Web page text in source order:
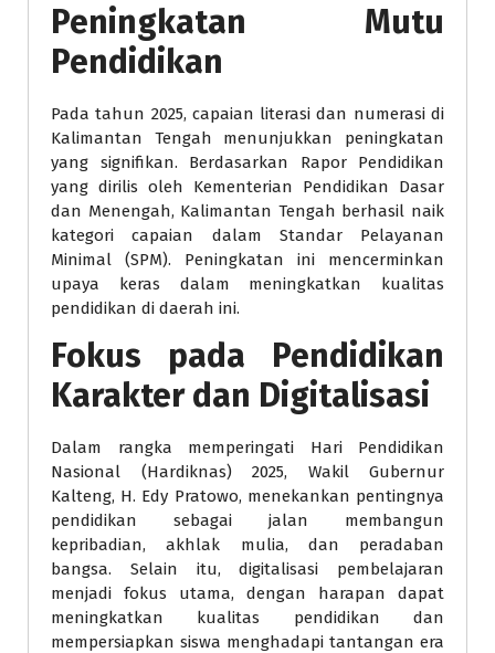
Peningkatan Mutu
Pendidikan
Pada tahun 2025, capaian literasi dan numerasi di
Kalimantan Tengah menunjukkan peningkatan
yang signifikan. Berdasarkan Rapor Pendidikan
yang dirilis oleh Kementerian Pendidikan Dasar
dan Menengah, Kalimantan Tengah berhasil naik
kategori capaian dalam Standar Pelayanan
Minimal (SPM). Peningkatan ini mencerminkan
upaya keras dalam meningkatkan kualitas
pendidikan di daerah ini.
Fokus pada Pendidikan
Karakter dan Digitalisasi
Dalam rangka memperingati Hari Pendidikan
Nasional (Hardiknas) 2025, Wakil Gubernur
Kalteng, H. Edy Pratowo, menekankan pentingnya
pendidikan sebagai jalan membangun
kepribadian, akhlak mulia, dan peradaban
bangsa. Selain itu, digitalisasi pembelajaran
menjadi fokus utama, dengan harapan dapat
meningkatkan kualitas pendidikan dan
mempersiapkan siswa menghadapi tantangan era